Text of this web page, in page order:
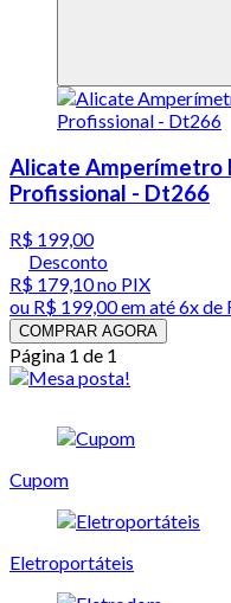
Alicate
Profissional - Dt266
R$ 199,00
Desconto
R$ 179,10no PIX
ou R$ 199,00em até6x de
COMPRAR AGORA
Página 1 de 1
Cupom
Eletroportáteis